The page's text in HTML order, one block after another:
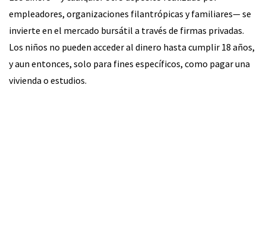
empleadores, organizaciones filantrópicas y familiares— se
invierte en el mercado bursátil a través de firmas privadas.
Los niños no pueden acceder al dinero hasta cumplir 18 años,
y aun entonces, solo para fines específicos, como pagar una
vivienda o estudios.